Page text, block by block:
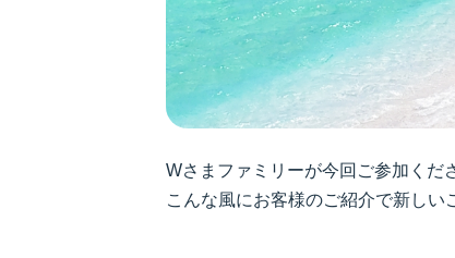
Wさまファミリーが今回ご参加くだ
こんな風にお客様のご紹介で新し